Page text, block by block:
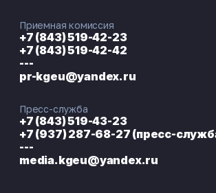
Приемная комиссия
+7 (843) 519-42-23
+7 (843) 519-42-42
---
pr-kgeu@yandex.ru
Пресс-служба
+7 (843) 519-43-23
+7 (937) 287-68-27 (пресс-
---
media.kgeu@yandex.ru